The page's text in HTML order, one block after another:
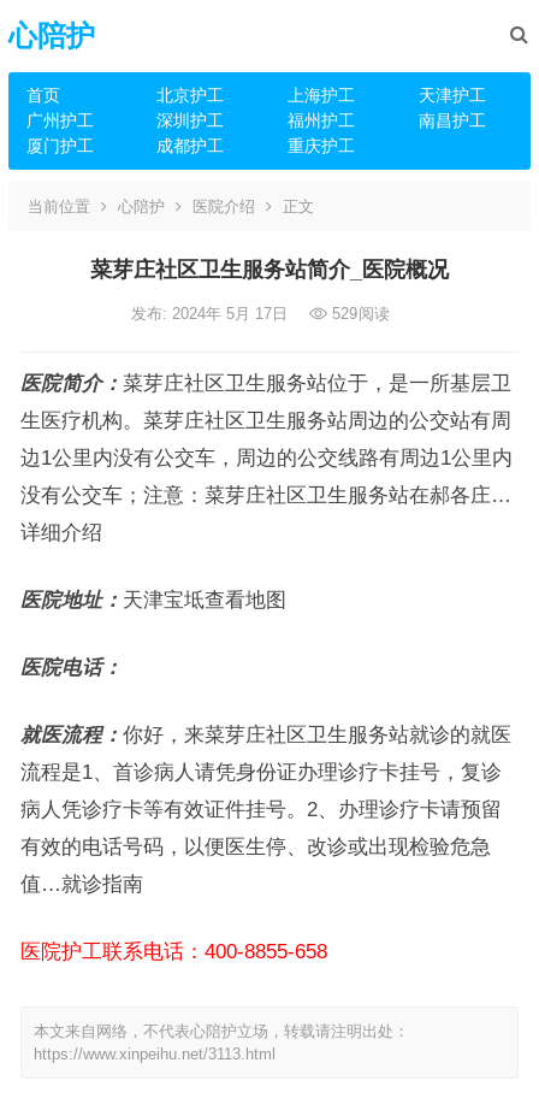
心陪护
首页 北京护工 上海护工
天津护工
广州护工
深圳护工 福州护工
南昌护工
厦门护工
成都护工 重庆护工
当前位置 心陪护 医院介绍 正文
菜芽庄社区卫生服务站简介_医院概况
发布: 2024年 5月 17日 529阅读
医院简介： 菜芽庄社区卫生服务站位于，是一所基层卫
生医疗机构。菜芽庄社区卫生服务站周边的公交站有周
边1公里内没有公交车，周边的公交线路有周边1公里内
没有公交车；注意：菜芽庄社区卫生服务站在郝各庄…
详细介绍
医院地址： 天津宝坻查看地图
医院电话：
就医流程： 你好，来菜芽庄社区卫生服务站就诊的就医
流程是1、首诊病人请凭身份证办理诊疗卡挂号，复诊
病人凭诊疗卡等有效证件挂号。2、办理诊疗卡请预留
有效的电话号码，以便医生停、改诊或出现检验危急
值…就诊指南
医院护工联系电话：400-8855-658
本文来自网络，不代表心陪护立场，转载请注明出处：
https://www.xinpeihu.net/3113.html